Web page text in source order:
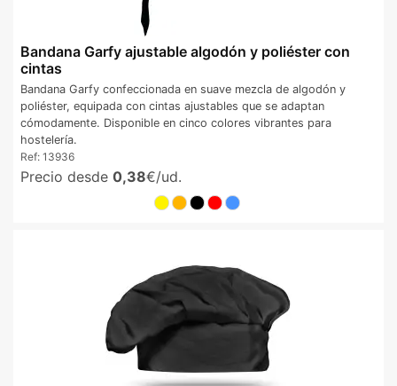
Bandana Garfy ajustable algodón y poliéster con
cintas
Bandana Garfy confeccionada en suave mezcla de algodón y
poliéster, equipada con cintas ajustables que se adaptan
cómodamente. Disponible en cinco colores vibrantes para
hostelería.
Ref: 13936
Precio desde 0,38€/ud.